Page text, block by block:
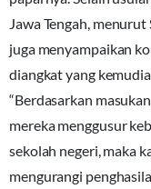
Jawa Tengah,
juga menyampaikan
diangkat yang
“Berdasarkan
mereka menggusur
sekolah negeri, maka
mengurangi